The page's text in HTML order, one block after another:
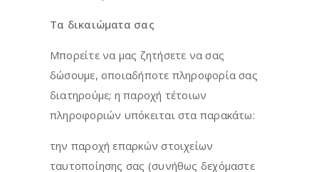
Τα δικαιώματα σας
Μπορείτε να μας ζητήσετε να σας
δώσουμε, οποιαδήποτε πληροφορία σας
διατηρούμε; η παροχή τέτοιων
πληροφοριών υπόκειται στα παρακάτω:
την παροχή επαρκών στοιχείων
ταυτοποίησης σας (συνήθως δεχόμαστε